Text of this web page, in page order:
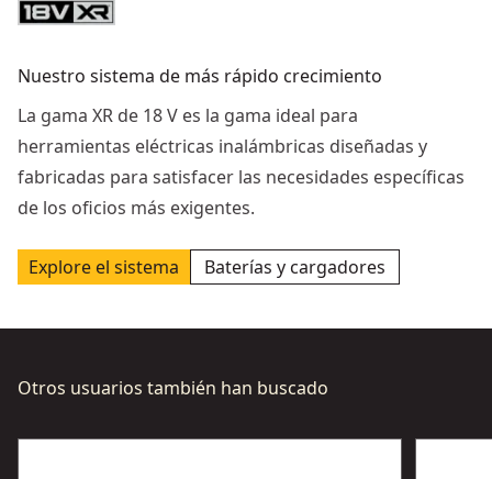
Nuestro sistema de más rápido crecimiento
La gama XR de 18 V es la gama ideal para
herramientas eléctricas inalámbricas diseñadas y
fabricadas para satisfacer las necesidades específicas
de los oficios más exigentes.
Explore el sistema Baterías y cargadores
Otros usuarios también han buscado